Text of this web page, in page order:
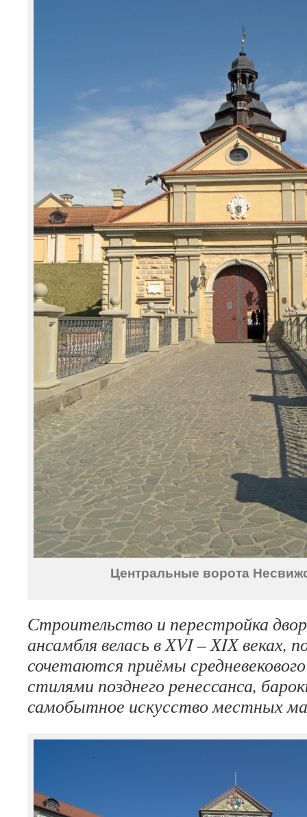
Центральные ворота
Строительство и перестройка
ансамбля велась в ХVI – ХIХ веках,
сочетаются приёмы
стилями позднего ренессанса,
самобытное искусство местных